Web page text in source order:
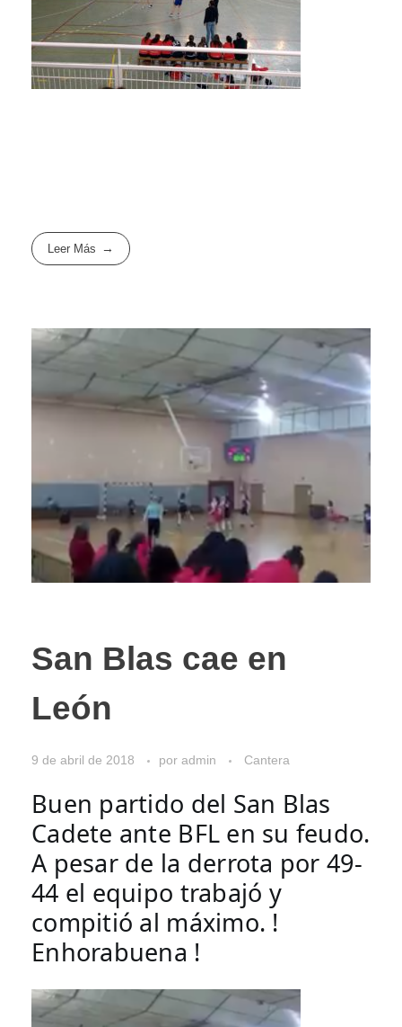
Leer Más
San Blas cae en
León
9 de abril de 2018 por admin Cantera
Buen partido del San Blas
Cadete ante BFL en su feudo.
A pesar de la derrota por 49-
44 el equipo trabajó y
compitió al máximo. !
Enhorabuena !